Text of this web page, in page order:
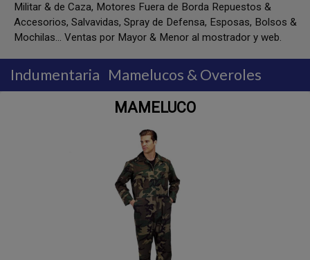
Militar & de Caza, Motores Fuera de Borda Repuestos &
Accesorios, Salvavidas, Spray de Defensa, Esposas, Bolsos &
Mochilas... Ventas por Mayor & Menor al mostrador y web.
Indumentaria Mamelucos & Overoles
MAMELUCO